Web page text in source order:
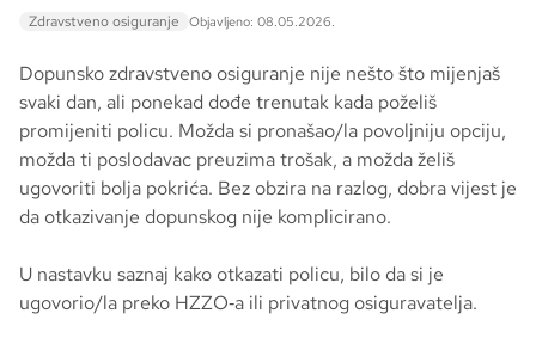
Zdravstveno osiguranje Objavljeno: 08.05.2026.
Dopunsko zdravstveno osiguranje nije nešto što mijenjaš
svaki dan, ali ponekad dođe trenutak kada poželiš
promijeniti policu. Možda si pronašao/la povoljniju opciju,
možda ti poslodavac preuzima trošak, a možda želiš
ugovoriti bolja pokrića. Bez obzira na razlog, dobra vijest je
da otkazivanje dopunskog nije komplicirano.
U nastavku saznaj kako otkazati policu, bilo da si je
ugovorio/la preko HZZO‑a ili privatnog osiguravatelja.